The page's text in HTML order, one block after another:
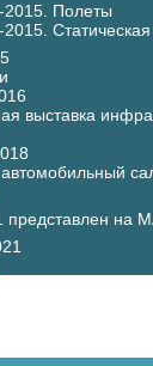
Полеты
Статическая
выставка
представлен на